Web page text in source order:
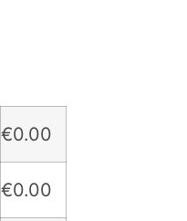
€0.00
€0.00